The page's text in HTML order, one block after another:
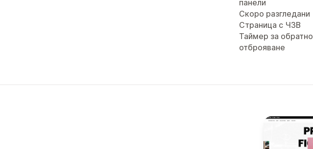
панели
Скоро разгледани
Страница с ЧЗВ
Таймер за обратно
отброяване